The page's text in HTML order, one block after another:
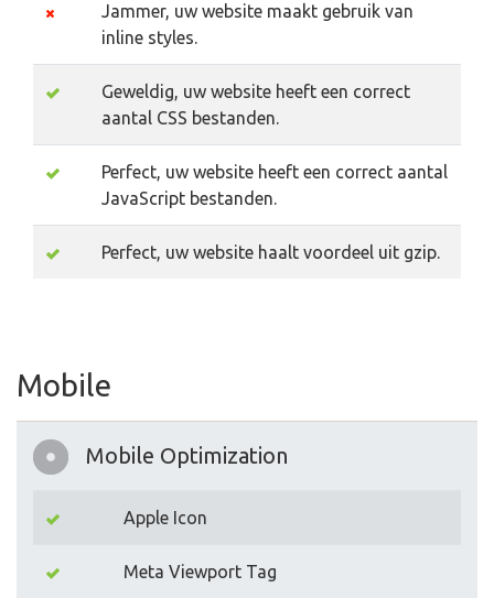
Jammer, uw website maakt gebruik van
inline styles.
Geweldig, uw website heeft een correct
aantal CSS bestanden.
Perfect, uw website heeft een correct aantal
JavaScript bestanden.
Perfect, uw website haalt voordeel uit gzip.
Mobile
Mobile Optimization
Apple Icon
Meta Viewport Tag